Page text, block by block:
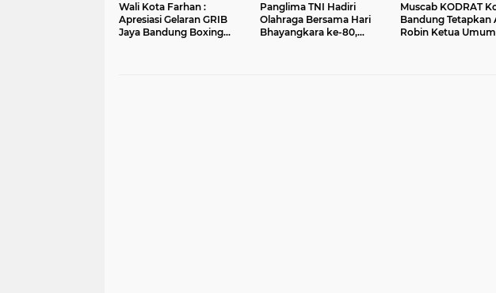
Wali Kota Farhan :
Apresiasi Gelaran GRIB
Jaya Bandung Boxing
Panglima TNI Hadiri
Olahraga Bersama Hari
Bhayangkara ke-80,
Muscab KODRAT Kota
Bandung Tetapkan
Robin Ketua Umum